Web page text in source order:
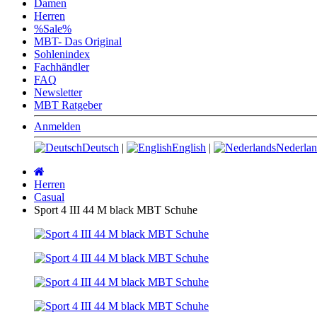
Damen
Herren
%Sale%
MBT- Das Original
Sohlenindex
Fachhändler
FAQ
Newsletter
MBT Ratgeber
Anmelden
Deutsch | English |
Herren
Casual
Sport 4 III 44 M black MBT Schuhe